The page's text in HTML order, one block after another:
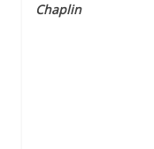
Chaplin